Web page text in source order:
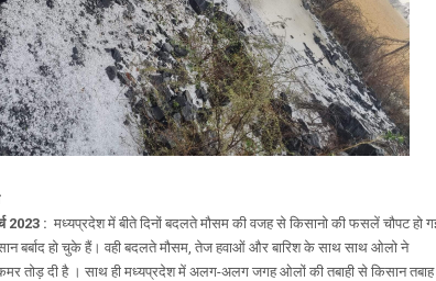
2023 : मध्यप्रदेश में बीते दिनों बदलते मौसम की वजह से किसानो की फसलें चौपट हो
बर्बाद हो चुके हैं। वही बदलते मौसम, तेज हवाओं और बारिश के साथ साथ ओलो ने
तोड़ दी है । साथ ही मध्यप्रदेश में अलग-अलग जगह ओलों की तबाही से किसान तबाह